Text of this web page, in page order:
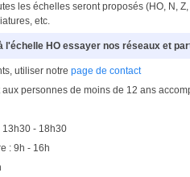
les échelles seront proposés (HO, N,
etc.
l'échelle HO essayer nos réseaux et
utiliser notre page de contact
aux personnes de moins de 12 ans
13h30 - 18h30
: 9h - 16h